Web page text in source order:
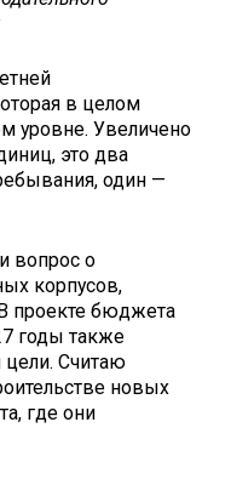
в целом
уровне. Увеличено
это два
один —
вопрос о
корпусов,
проекте бюджета
годы также
цели. Считаю
новых
где они